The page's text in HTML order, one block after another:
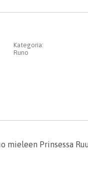
Kategoria:
Runo
Prinsessa